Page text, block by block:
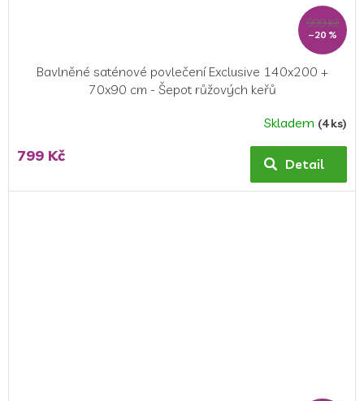
999 Kč
–20 %
Bavlněné saténové povlečení Exclusive 140x200 +
70x90 cm - Šepot růžových keřů
Skladem (4 ks)
799 Kč Detail